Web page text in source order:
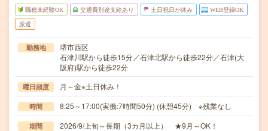
職種未経験OK 交通費別途支給あり 土日祝日が休み WEB登録OK
派遣
勤務地
堺市西区
石津川駅から徒歩15分／石津北駅から徒歩22分／石津(大
阪府)駅から徒歩22分
曜日頻度 月～金※土日休み！
時間 8:25～17:00(実働:7時間50分) (休憩45分) ※残業なし
期間 2026/9/上旬～長期（3カ月以上） ★9月～OK！